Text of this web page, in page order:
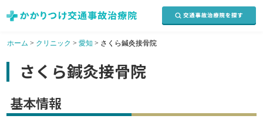
ホーム > クリニック > 愛知 > さくら鍼灸接骨院
さくら鍼灸接骨院
基本情報